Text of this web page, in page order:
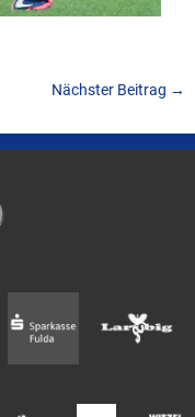
Nächster Beitrag →